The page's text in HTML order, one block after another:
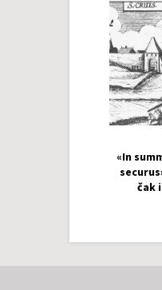
«In
čak